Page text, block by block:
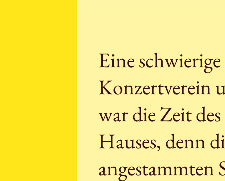
Eine
Konzertverein
war die Zeit
Hauses, denn
angestammten